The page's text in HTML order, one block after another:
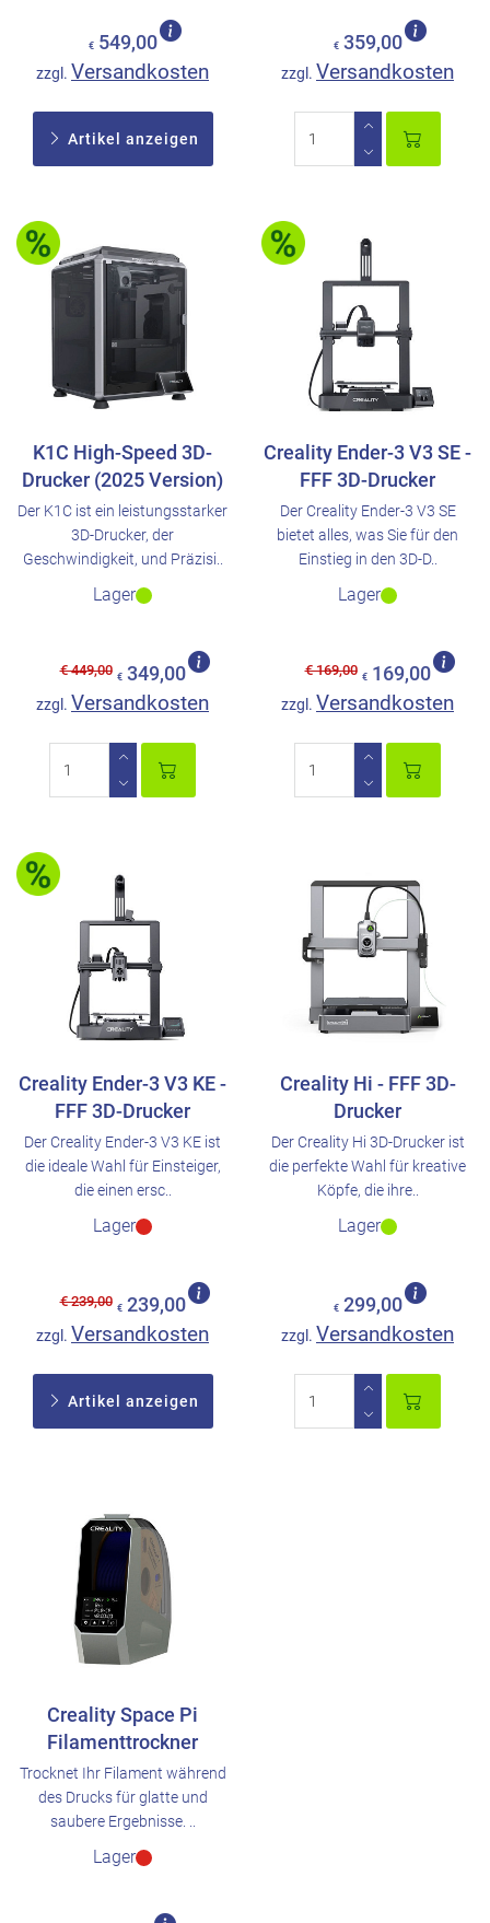
€ 549,00
zzgl. Versandkosten
Artikel anzeigen
€ 359,00
zzgl. Versandkosten
K1C High-Speed 3D-
Drucker (2025 Version)
Der K1C ist ein leistungsstarker
3D-Drucker, der
Geschwindigkeit, und Präzisi..
Lager
€ 449,00 € 349,00
zzgl. Versandkosten
Creality Ender-3 V3 SE -
FFF 3D-Drucker
Der Creality Ender-3 V3 SE
bietet alles, was Sie für den
Einstieg in den 3D-D..
Lager
€ 169,00 € 169,00
zzgl. Versandkosten
Creality Ender-3 V3 KE -
FFF 3D-Drucker
Der Creality Ender-3 V3 KE ist
die ideale Wahl für Einsteiger,
die einen ersc..
Lager
€ 239,00 € 239,00
zzgl. Versandkosten
Artikel anzeigen
Creality Hi - FFF 3D-
Drucker
Der Creality Hi 3D-Drucker ist
die perfekte Wahl für kreative
Köpfe, die ihre..
Lager
€ 299,00
zzgl. Versandkosten
Creality Space Pi
Filamenttrockner
Trocknet Ihr Filament während
des Drucks für glatte und
saubere Ergebnisse. ..
Lager